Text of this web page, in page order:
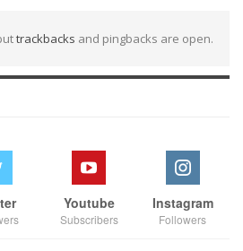
trackbacks and pingbacks are open.
Youtube
Subscribers
Instagram
Followers